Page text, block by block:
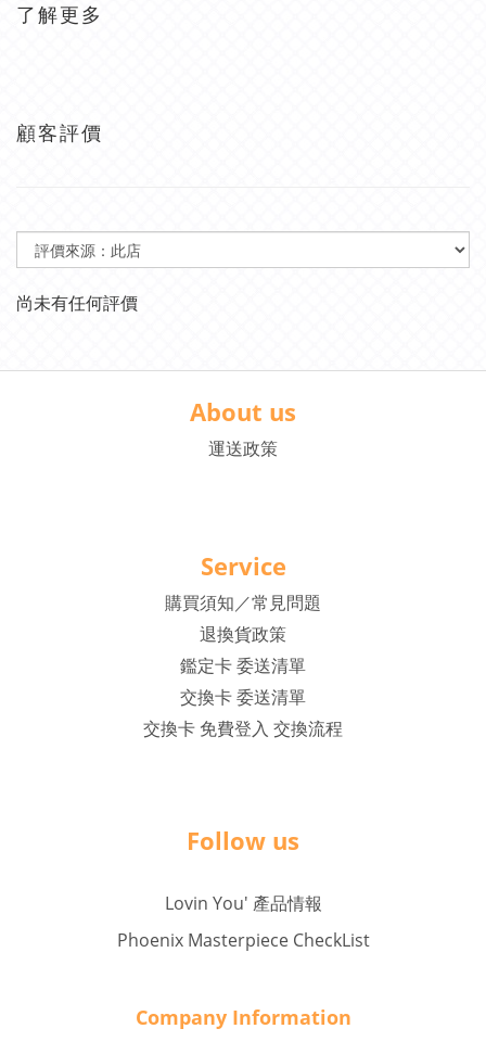
了解更多
顧客評價
尚未有任何評價
About us
運送政策
Service
購買須知／常見問題
退換貨政策
鑑定卡 委送清單
交換卡 委送清單
交換卡 免費登入 交換流程
Follow us
Lovin You' 產品情報
Phoenix Masterpiece CheckList
Company Information